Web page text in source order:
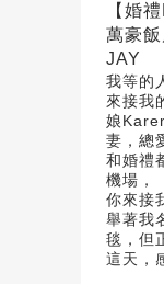
【婚
萬豪
JAY
我等的
來接我
娘
妻，總
和婚禮
機場，
你來接
舉著我
毯，但
這天，